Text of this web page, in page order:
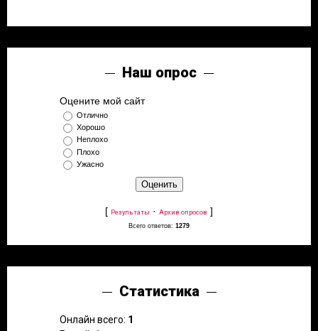
Наш опрос
Оцените мой сайт
Отлично
Хорошо
Неплохо
Плохо
Ужасно
[ Результаты · Архив опросов ]
Всего ответов: 1279
Статистика
Онлайн всего: 1